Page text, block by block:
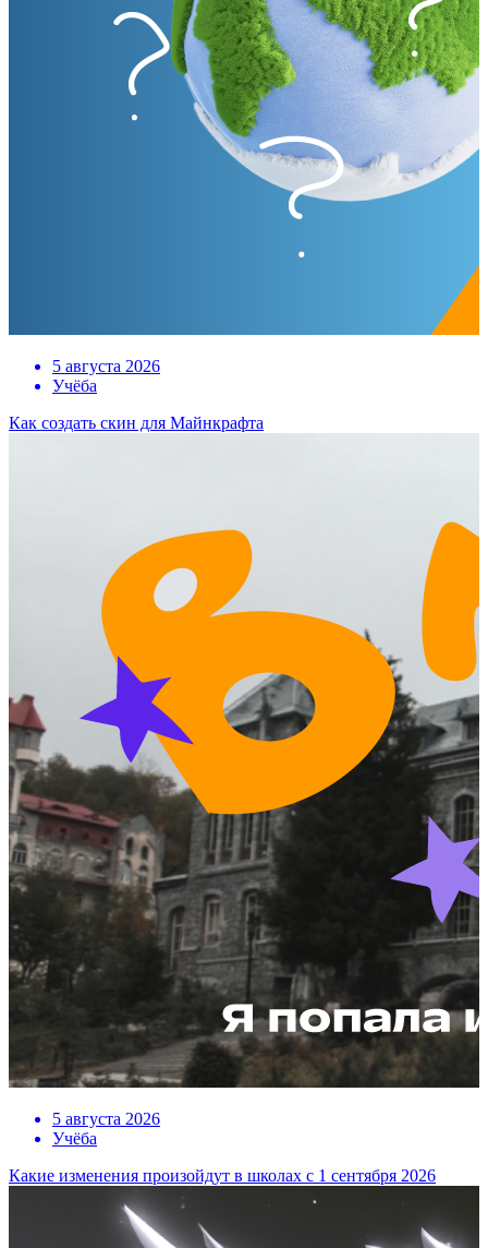
5 августа 2026
Учёба
Как создать скин для Майнкрафта
5 августа 2026
Учёба
Какие изменения произойдут в школах с 1 сентября 2026